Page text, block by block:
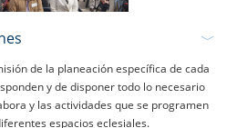
de la planeación específica de cada
y de disponer todo lo necesario
y las actividades que se programen
espacios eclesiales.